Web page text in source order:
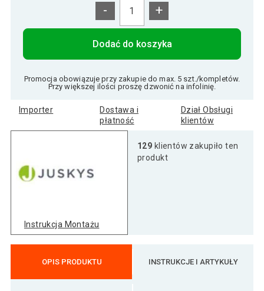
- +
Dodać do koszyka
Promocja obowiązuje przy zakupie do max. 5 szt./kompletów.
Przy większej ilości proszę dzwonić na infolinię.
Importer
Dostawa i
płatność
Dział Obsługi
klientów
Instrukcja Montażu
129 klientów zakupiło ten
produkt
OPIS PRODUKTU INSTRUKCJE I ARTYKUŁY